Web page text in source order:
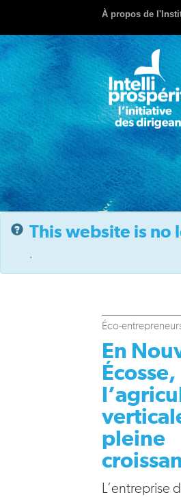
À propos de
This website is no
.
Éco-
En
Écosse,
pleine
L’entreprise